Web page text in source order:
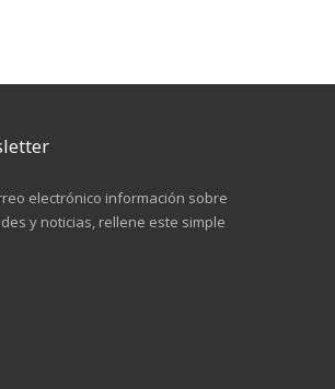
electrónico información sobre
y noticias, rellene este simple